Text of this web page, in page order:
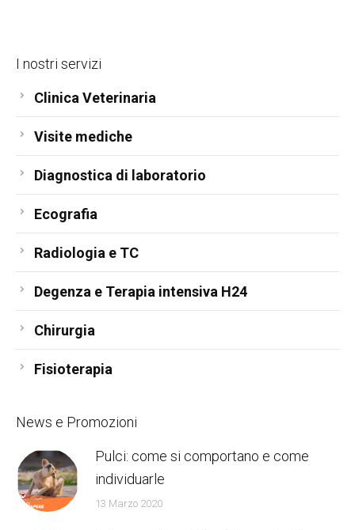
I nostri servizi
Clinica Veterinaria
Visite mediche
Diagnostica di laboratorio
Ecografia
Radiologia e TC
Degenza e Terapia intensiva H24
Chirurgia
Fisioterapia
News e Promozioni
Pulci: come si comportano e come
individuarle
13 Marzo 2020